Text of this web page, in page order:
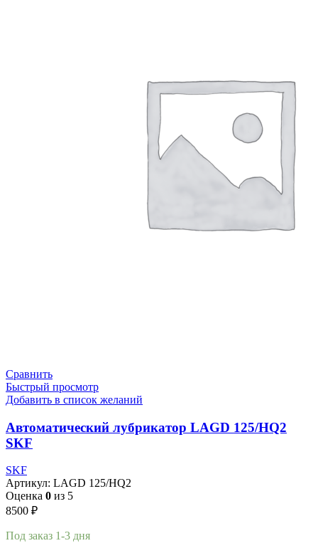
Сравнить
Быстрый просмотр
Добавить в список желаний
Автоматический лубрикатор LAGD 125/HQ2
SKF
SKF
Артикул: LAGD 125/HQ2
Оценка 0 из 5
8500 ₽
Под заказ 1-3 дня